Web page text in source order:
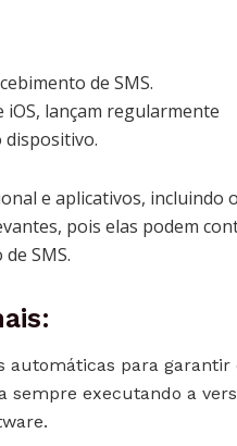
de SMS.
lançam regularmente
e aplicativos, incluindo o
pois elas podem
SMS.
automáticas para garantir
sempre executando a